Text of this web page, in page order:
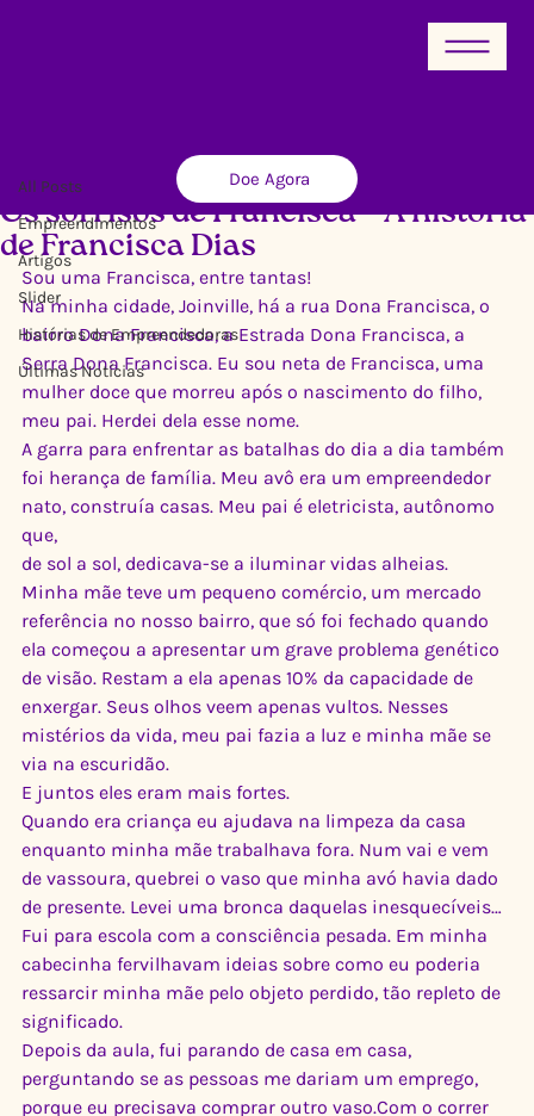
Doe Agora
All Posts
Empreendimentos
Artigos
Slider
Histórias de Empreendedoras
Últimas Notícias
Os sorrisos de Francisca – A história
de Francisca Dias
Ricardo Xavier 30 de mai. de 20232 min de leitura
Sou uma Francisca, entre tantas!
Na minha cidade, Joinville, há a rua Dona Francisca, o
bairro Dona Francisca, a Estrada Dona Francisca, a
Serra Dona Francisca. Eu sou neta de Francisca, uma
mulher doce que morreu após o nascimento do filho,
meu pai. Herdei dela esse nome.
A garra para enfrentar as batalhas do dia a dia também
foi herança de família. Meu avô era um empreendedor
nato, construía casas. Meu pai é eletricista, autônomo
que,
de sol a sol, dedicava-se a iluminar vidas alheias.
Minha mãe teve um pequeno comércio, um mercado
referência no nosso bairro, que só foi fechado quando
ela começou a apresentar um grave problema genético
de visão. Restam a ela apenas 10% da capacidade de
enxergar. Seus olhos veem apenas vultos. Nesses
mistérios da vida, meu pai fazia a luz e minha mãe se
via na escuridão.
E juntos eles eram mais fortes.
Quando era criança eu ajudava na limpeza da casa
enquanto minha mãe trabalhava fora. Num vai e vem
de vassoura, quebrei o vaso que minha avó havia dado
de presente. Levei uma bronca daquelas inesquecíveis…
Fui para escola com a consciência pesada. Em minha
cabecinha fervilhavam ideias sobre como eu poderia
ressarcir minha mãe pelo objeto perdido, tão repleto de
significado.
Depois da aula, fui parando de casa em casa,
perguntando se as pessoas me dariam um emprego,
porque eu precisava comprar outro vaso.Com o correr